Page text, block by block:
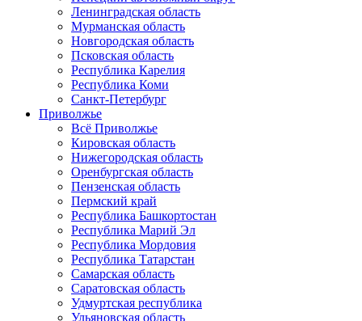
Ленинградская область
Мурманская область
Новгородская область
Псковская область
Республика Карелия
Республика Коми
Санкт-Петербург
Приволжье
Всё Приволжье
Кировская область
Нижегородская область
Оренбургская область
Пензенская область
Пермский край
Республика Башкортостан
Республика Марий Эл
Республика Мордовия
Республика Татарстан
Самарская область
Саратовская область
Удмуртская республика
Ульяновская область